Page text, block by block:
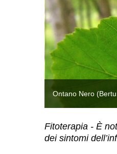
Ontano Nero
Fitoterapia - È
dei sintomi